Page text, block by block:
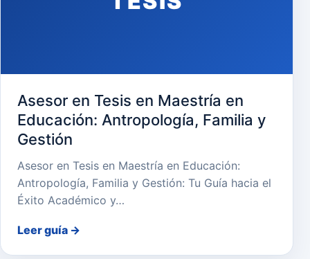
Asesor en Tesis en Maestría en
Educación: Antropología, Familia y
Gestión
Asesor en Tesis en Maestría en Educación:
Antropología, Familia y Gestión: Tu Guía hacia el
Éxito Académico y…
Leer guía →